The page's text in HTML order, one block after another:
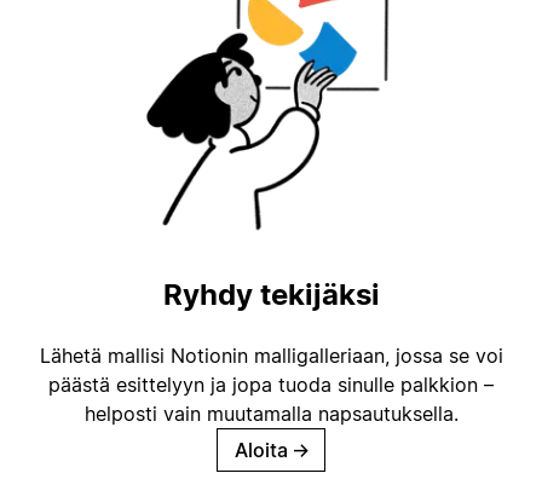
Ryhdy tekijäksi
Lähetä mallisi Notionin malligalleriaan, jossa se voi
päästä esittelyyn ja jopa tuoda sinulle palkkion –
helposti vain muutamalla napsautuksella.
Aloita →